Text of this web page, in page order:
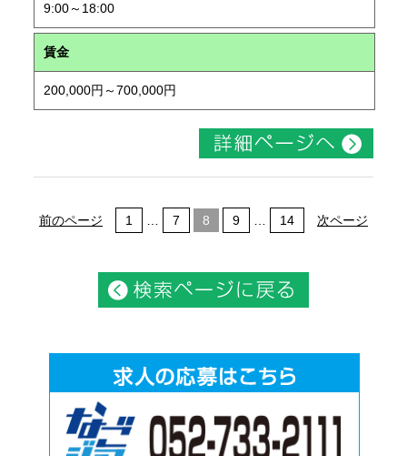
9:00～18:00
賃金
200,000円～700,000円
前のページ 1 7 8 9 14 次ページ